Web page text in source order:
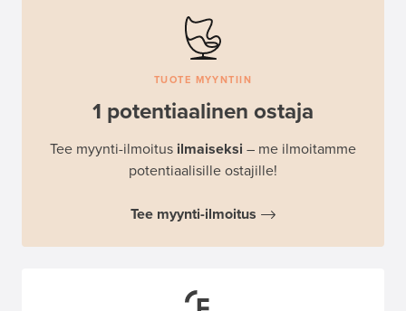
TUOTE MYYNTIIN
1 potentiaalinen ostaja
Tee myynti-ilmoitus ilmaiseksi – me ilmoitamme
potentiaalisille ostajille!
Tee myynti-ilmoitus